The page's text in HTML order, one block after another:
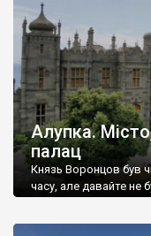
Алупка.
палац
Князь Воронцов був
часу, але давайте не